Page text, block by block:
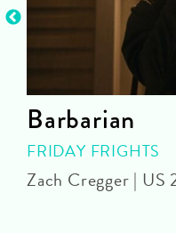
Barbarian
FRIDAY FRIGHTS
Zach Cregger |